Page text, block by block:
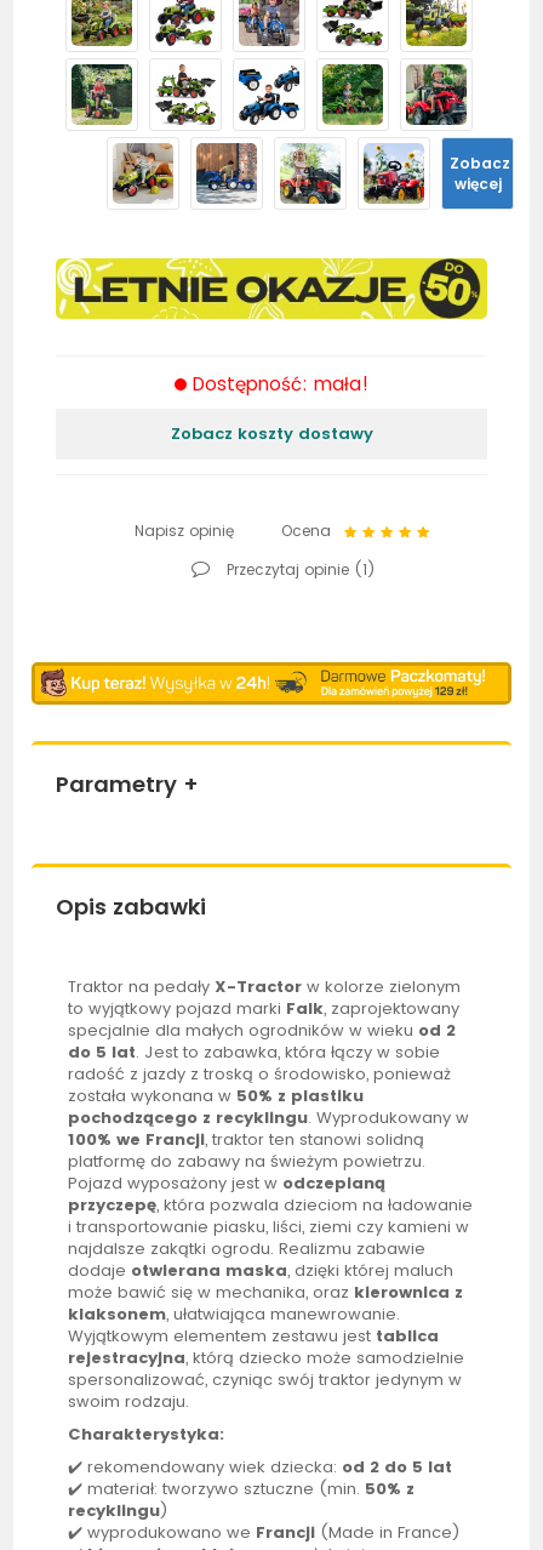
Zobacz
więcej
Dostępność: mała!
Zobacz koszty dostawy
Napisz opinię
Ocena
Przeczytaj opinie (1)
Parametry +
Opis zabawki
Traktor na pedały X-Tractor w kolorze zielonym
to wyjątkowy pojazd marki Falk, zaprojektowany
specjalnie dla małych ogrodników w wieku od 2
do 5 lat. Jest to zabawka, która łączy w sobie
radość z jazdy z troską o środowisko, ponieważ
została wykonana w 50% z plastiku
pochodzącego z recyklingu. Wyprodukowany w
100% we Francji,traktor ten stanowi solidną
platformę do zabawy na świeżym powietrzu.
Pojazd wyposażony jest w odczepianą
przyczepę, która pozwala dzieciom na ładowanie
i transportowanie piasku, liści, ziemi czy kamieni w
najdalsze zakątki ogrodu. Realizmu zabawie
dodaje otwierana maska, dzięki której maluch
może bawić się w mechanika, oraz kierownica z
klaksonem, ułatwiająca manewrowanie.
Wyjątkowym elementem zestawu jest tablica
rejestracyjna, którą dziecko może samodzielnie
spersonalizować, czyniąc swójtraktor jedynym w
swoim rodzaju.
Charakterystyka:
✔️ rekomendowany wiek dziecka: od 2 do 5 lat
✔️ materiał: tworzywo sztuczne (min. 50% z
recyklingu)
✔️ wyprodukowano we Francji (Made in France)